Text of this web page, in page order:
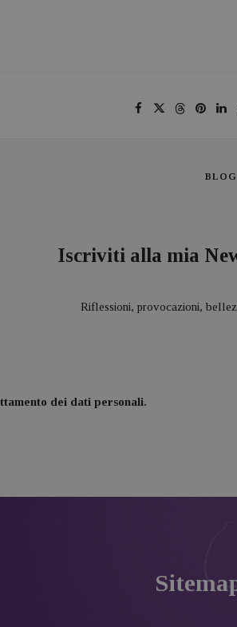
BLOG
Iscriviti alla mia
Riflessioni, provocazioni,
dei dati personali.